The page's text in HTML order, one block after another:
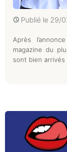
Publié le 29/
Après
magazine du
sont bien arrivés